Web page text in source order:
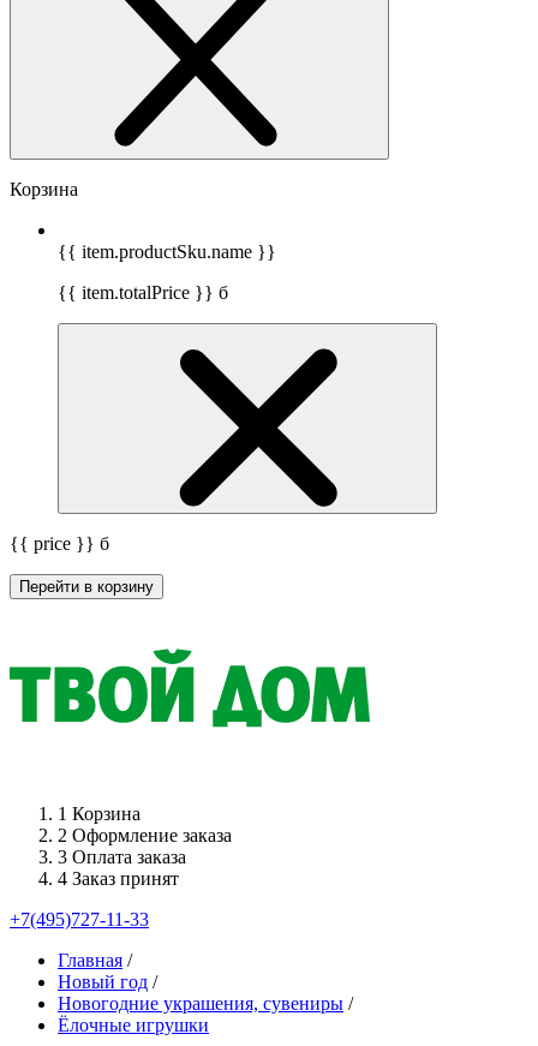
Корзина
{{ item.productSku.name }}
{{ item.totalPrice }} б
{{ price }} б
Перейти в корзину
1 Корзина
2 Оформление заказа
3 Оплата заказа
4 Заказ принят
+7(495)727-11-33
Главная /
Новый год /
Новогодние украшения, сувениры /
Ёлочные игрушки